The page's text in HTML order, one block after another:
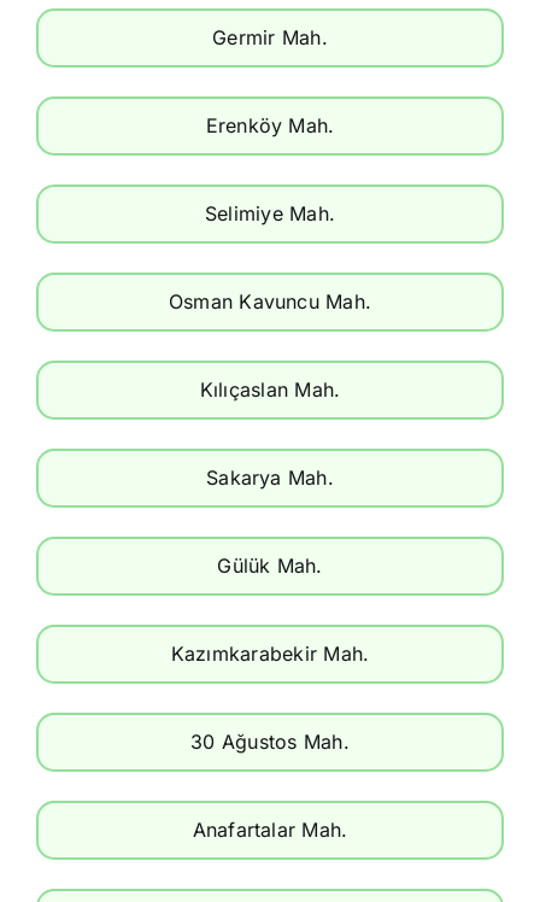
Germir Mah.
Erenköy Mah.
Selimiye Mah.
Osman Kavuncu Mah.
Kılıçaslan Mah.
Sakarya Mah.
Gülük Mah.
Kazımkarabekir Mah.
30 Ağustos Mah.
Anafartalar Mah.